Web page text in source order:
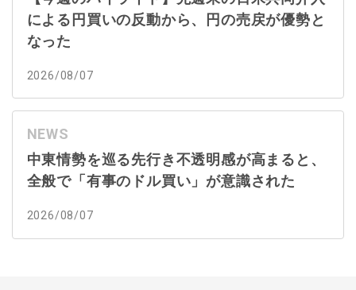
による円買いの反動から、円の売戻が優勢と
なった
2026/08/07
NEWS
中東情勢を巡る先行き不透明感が高まると、
全般で「有事のドル買い」が意識された
2026/08/07